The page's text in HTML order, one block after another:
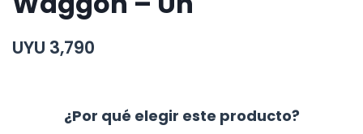
UYU 3,790
¿Por qué elegir este producto?